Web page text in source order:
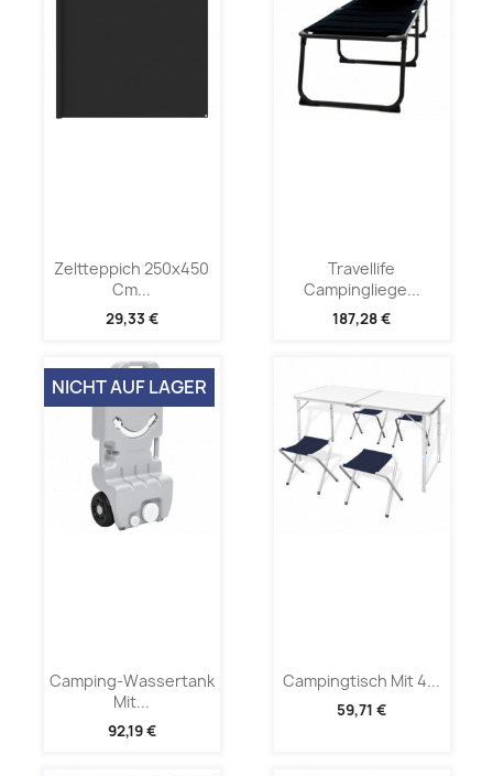
Zeltteppich 250x450
Cm...
29,33 €
Travellife
Campingliege...
187,28 €
Camping-Wassertank
Mit...
92,19 €
NICHT AUF LAGER
Campingtisch Mit 4...
59,71 €